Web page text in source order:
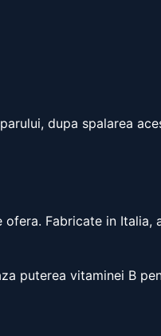
dupa spalarea
Fabricate in Italia,
puterea vitaminei B